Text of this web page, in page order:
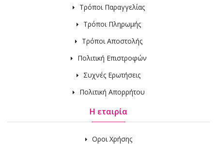
Τρόποι Παραγγελίας
Τρόποι Πληρωμής
Τρόποι Αποστολής
Πολιτική Επιστροφών
Συχνές Ερωτήσεις
Πολιτική Απορρήτου
Η εταιρία
Οροι Χρήσης